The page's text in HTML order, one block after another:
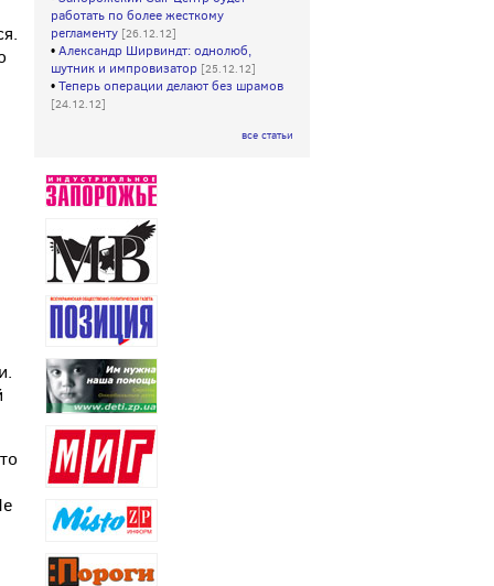
работать по более жесткому
регламенту [26.12.12]
•Александр Ширвиндт: однолюб,
шутник и импровизатор [25.12.12]
•Теперь операции делают без шрамов
[24.12.12]
все статьи